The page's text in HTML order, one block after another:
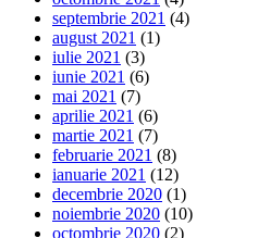
septembrie 2021 (4)
august 2021 (1)
iulie 2021 (3)
iunie 2021 (6)
mai 2021 (7)
aprilie 2021 (6)
martie 2021 (7)
februarie 2021 (8)
ianuarie 2021 (12)
decembrie 2020 (1)
noiembrie 2020 (10)
octombrie 2020 (2)